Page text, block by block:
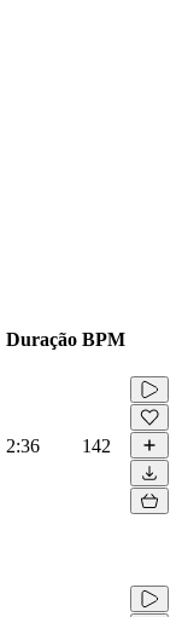
Duração BPM
2:36 142